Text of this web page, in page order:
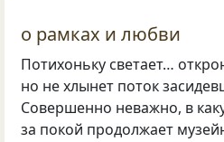
о рамках и любви
Потихоньку светает…
но не хлынет поток
Совершенно неважно, в
за покой продолжает